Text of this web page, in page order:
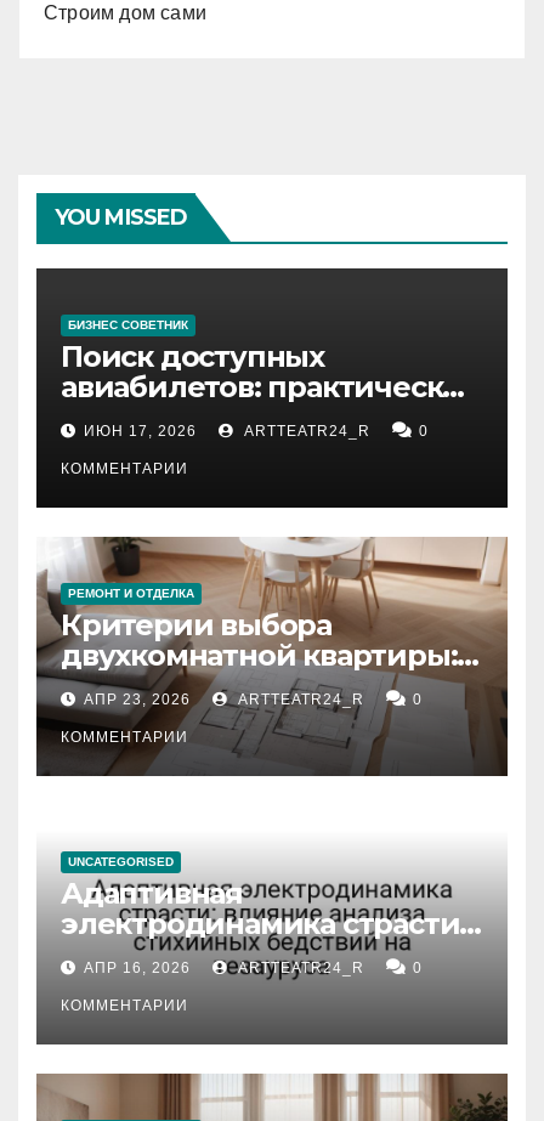
Строим дом сами
YOU MISSED
БИЗНЕС СОВЕТНИК
Поиск доступных
авиабилетов: практические
рекомендации
ИЮН 17, 2026 ARTTEATR24_R 0
КОММЕНТАРИИ
РЕМОНТ И ОТДЕЛКА
Критерии выбора
двухкомнатной квартиры:
планировка, площадь,
состояние и документация
АПР 23, 2026 ARTTEATR24_R 0
КОММЕНТАРИИ
UNCATEGORISED
Адаптивная
электродинамика страсти:
влияние анализа
стихийных бедствий на
тезауруса
АПР 16, 2026 ARTTEATR24_R 0
КОММЕНТАРИИ